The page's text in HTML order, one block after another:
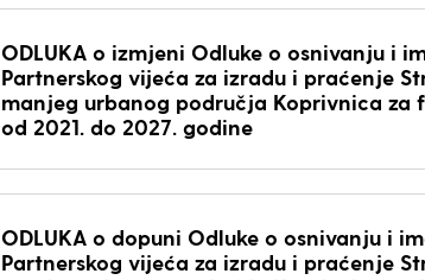
ODLUKA o izmjeni Odluke o osnivanju i
Partnerskog vijeća za izradu i praćenje
manjeg urbanog područja Koprivnica za
od 2021. do 2027. godine
ODLUKA o dopuni Odluke o osnivanju i
Partnerskog vijeća za izradu i praćenje